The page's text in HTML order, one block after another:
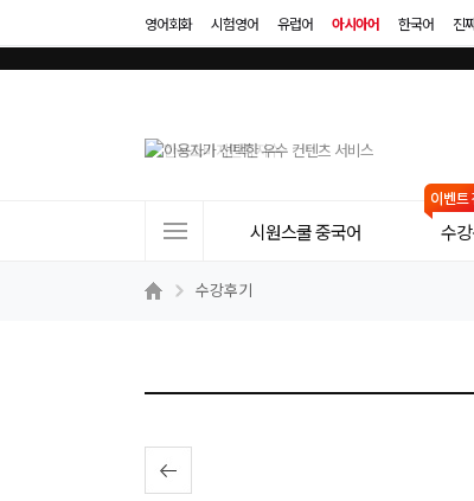
영어회화 시험영어 유럽어 아시아어 한국어 진
트
시원스쿨 중국어 수
수강후기